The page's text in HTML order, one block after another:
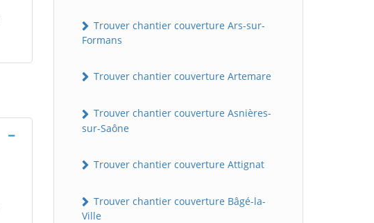
Trouver chantier couverture Ars-sur-
Formans
Trouver chantier couverture Artemare
Trouver chantier couverture Asnières-
sur-Saône
Trouver chantier couverture Attignat
Trouver chantier couverture Bâgé-la-
Ville